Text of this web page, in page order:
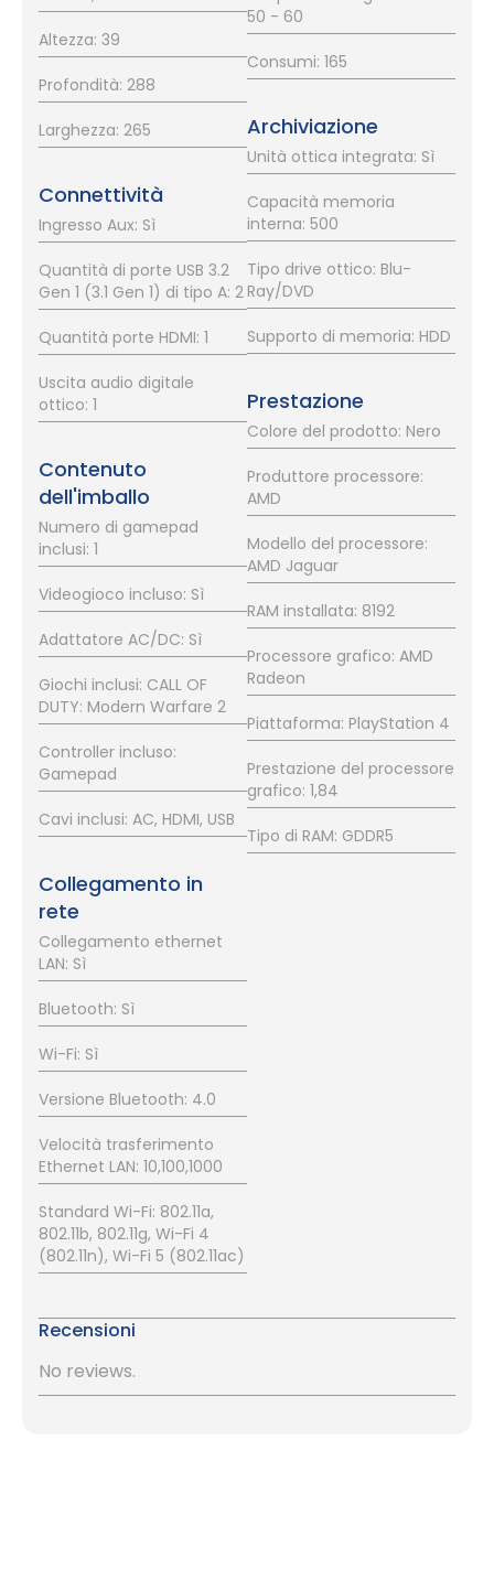
Altezza: 39
Profondità: 288
Larghezza: 265
Connettività
Ingresso Aux: Sì
Quantità di porte USB 3.2
Gen 1 (3.1 Gen 1) di tipo A: 2
Quantità porte HDMI: 1
Uscita audio digitale
ottico: 1
Contenuto
dell'imballo
Numero di gamepad
inclusi: 1
Videogioco incluso: Sì
Adattatore AC/DC: Sì
Giochi inclusi: CALL OF
DUTY: Modern Warfare 2
Controller incluso:
Gamepad
Cavi inclusi: AC, HDMI, USB
Collegamento in
rete
Collegamento ethernet
LAN: Sì
Bluetooth: Sì
Wi-Fi: Sì
Versione Bluetooth: 4.0
Velocità trasferimento
Ethernet LAN: 10,100,1000
Standard Wi-Fi: 802.11a,
802.11b, 802.11g, Wi-Fi 4
(802.11n), Wi-Fi 5 (802.11ac)
50 - 60
Consumi: 165
Archiviazione
Unità ottica integrata: Sì
Capacità memoria
interna: 500
Tipo drive ottico: Blu-
Ray/DVD
Supporto di memoria: HDD
Prestazione
Colore del prodotto: Nero
Produttore processore:
AMD
Modello del processore:
AMD Jaguar
RAM installata: 8192
Processore grafico: AMD
Radeon
Piattaforma: PlayStation 4
Prestazione del processore
grafico: 1,84
Tipo di RAM: GDDR5
Recensioni
No reviews.